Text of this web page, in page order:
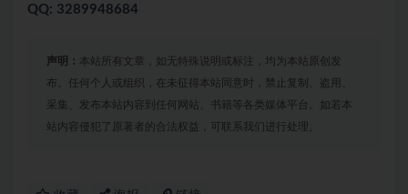
QQ: 3289948684
声明： 本站所有文章，如无特殊说明或标注，均为本站原创发
布。任何个人或组织，在未征得本站同意时，禁止复制、盗用、
采集、发布本站内容到任何网站、书籍等各类媒体平台。如若本
站内容侵犯了原著者的合法权益，可联系我们进行处理。